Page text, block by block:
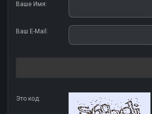
Ваше Имя:
Ваш E-Mail:
Это код: